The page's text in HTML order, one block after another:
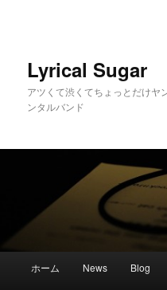
Lyrical Sugar
アツくて渋くてちょっとだけヤ
ンタルバンド
ホーム News Blog